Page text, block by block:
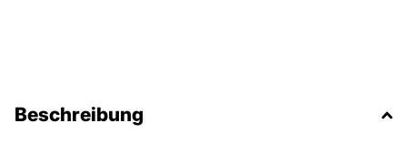
Beschreibung